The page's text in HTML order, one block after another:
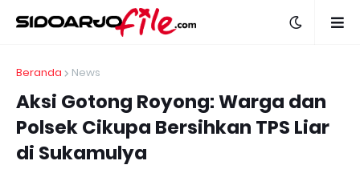
Beranda News
Aksi Gotong Royong: Warga dan
Polsek Cikupa Bersihkan TPS Liar
di Sukamulya